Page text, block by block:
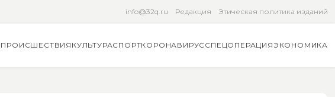
info@32q.ru Редакция Этическая политика изданий
ПРОИСШЕСТВИЯ КУЛЬТУРАСПОРТКОРОНАВИРУССПЕЦОПЕРАЦИЯЭКОНОМИКА